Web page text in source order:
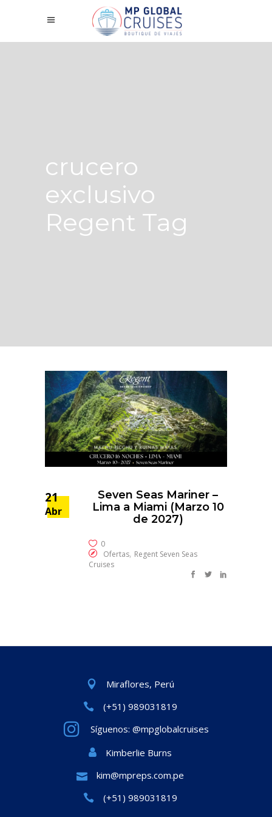
crucero
exclusivo
Regent Tag
21
Abr
Seven Seas Mariner –
Lima a Miami (Marzo 10
de 2027)
0
Ofertas, Regent Seven Seas
Cruises
Miraflores, Perú
(+51) 989031819
Síguenos: @mpglobalcruises
Kimberlie Burns
kim@mpreps.com.pe
(+51) 989031819